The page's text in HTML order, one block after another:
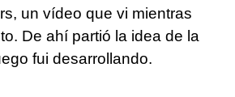
un vídeo que vi mientras
De ahí partió la idea de la
fui desarrollando.